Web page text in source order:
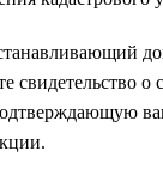
свидетельство о